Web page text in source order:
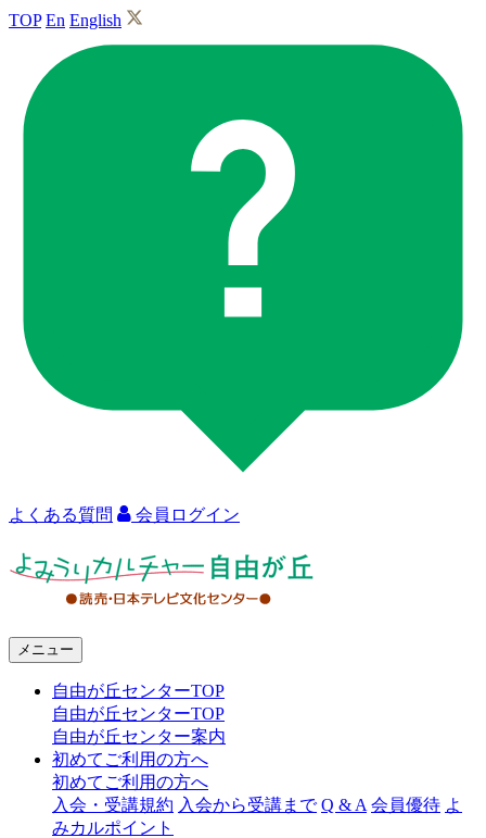
TOP En English
よくある質問 会員ログイン
ャ
メニュー
自由が丘センターTOP
自由が丘センターTOP
自由が丘センター案内
初めてご利用の方へ
初めてご利用の方へ
入会・受講規約 入会から受講まで Q & A 会員優待 よ
みカルポイント